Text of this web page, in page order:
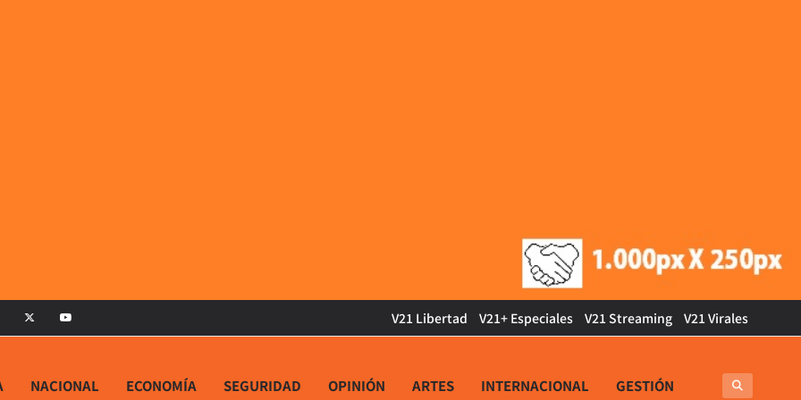
V21 Libertad V21+ Especiales V21 Streaming V21 Virales
NACIONAL ECONOMÍA SEGURIDAD OPINIÓN ARTES INTERNACIONAL GESTIÓN